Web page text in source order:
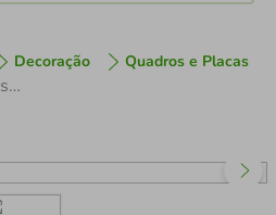
Decoração Quadros e Placas
Quadro Color Card Rose Quartz 60x43 Caixa Marfim